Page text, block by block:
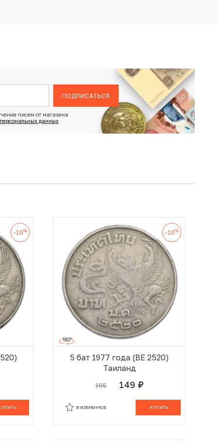
ПОДПИСАТЬСЯ
писем от магазина
данных
-10% -10%
5 бат 1977 года (BE 2520)
Таиланд
165 149 руб.
КУПИТЬ
В ИЗБРАННОЕ